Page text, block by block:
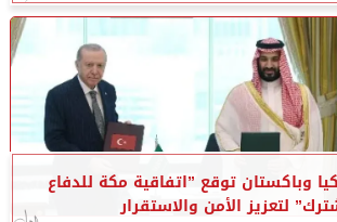
وباكستان توقع ”اتفاقية مكة للدفاع
لتعزيز الأمن والاستقرار